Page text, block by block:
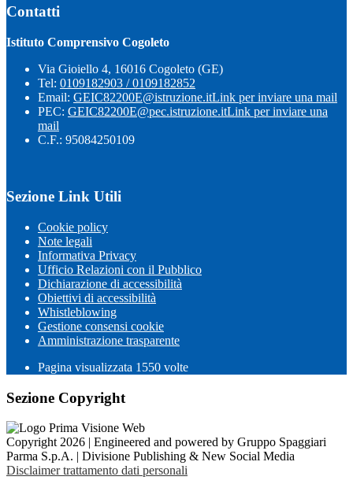
Contatti
Istituto Comprensivo Cogoleto
Via Gioiello 4, 16016 Cogoleto (GE)
Tel: 0109182903 / 0109182852
Email: GEIC82200E@istruzione.itLink per inviare una mail
PEC: GEIC82200E@pec.istruzione.itLink per inviare una
mail
C.F.: 95084250109
Sezione Link Utili
Cookie policy
Note legali
Informativa Privacy
Ufficio Relazioni con il Pubblico
Dichiarazione di accessibilità
Obiettivi di accessibilità
Whistleblowing
Gestione consensi cookie
Amministrazione trasparente
Pagina visualizzata 1550 volte
Sezione Copyright
Copyright 2026 | Engineered and powered by Gruppo Spaggiari
Parma S.p.A. | Divisione Publishing & New Social Media
Disclaimer trattamento dati personali